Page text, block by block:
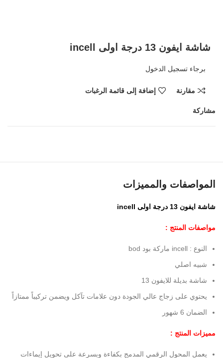
شاشة ايفون 13 درجة اولى incell
برجاء تسجيل الدخول
مقارنة إضافة إلى قائمة الرغبات
مشاركة
المواصفات والمميزات
شاشة ايفون 13 درجة اولى incell
مواصفات المنتج :
النوع : incell ماركة بود bod
شبيه اصلي
شاشة بديلة للايفون 13
يحتوي على زجاج عالي الجودة دون علامات تآكل ويضمن تركيباً ممتازاً
الضمان 6 شهور
مميزات المنتج :
يعمل المحول الرقمي المدمج بكفاءة وبسرعة على تحويل إيماءات